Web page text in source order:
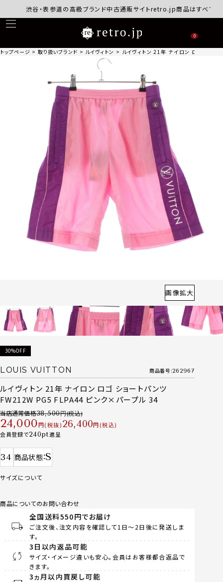
渋谷・表参道の高級ブランド中古通販サイトretro.jp商品はすべて正規品
0
トップページ 取り扱いブランド ルイヴィトン ルイヴィトン 21年 ナイロン ロゴ ショ
画像拡大
30%OFF
LOUIS VUITTON 商品番号 262967
ルイヴィトン 21年 ナイロン ロゴ ショートパンツ
FW212W PG5 FLPA44 ピンク×パープル 34
当店通常価格38,500
24,000 税抜 26,400
税込
会員登録で240 進呈
34 商品状態 S
サイズについて
商品についてのお問い合わせ
全国送料550円でお届け
ご注文後、注文内容を確認して1日～2日後に発送しま
す。
3日以内返品可能
サイズ・イメージ違いも安心。会員はお客様都合返品で
きます。
3ヵ月以内買戻し可能